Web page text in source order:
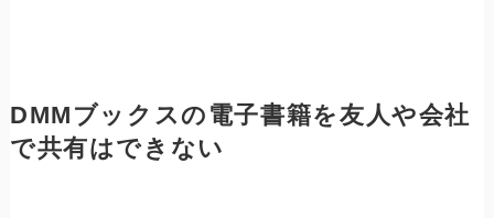
DMMブックスの電子書籍を友人や会社
で共有はできない